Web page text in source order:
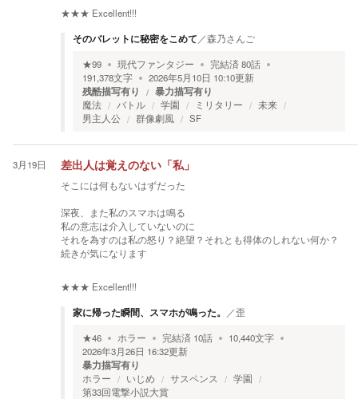
★★★ Excellent!!!
そのバレットに秘密をこめて ／森乃さんご
★99 現代ファンタジー 完結済80話
191,378文字 2026年5月10日 10:10更新
残酷描写有り 暴力描写有り
魔法 バトル 学園 ミリタリー
未来
男主人公
群像劇風 SF
3月19日 差出人は覚えのない「私」
そこには何もないはずだった
深夜、また私のスマホは鳴る
私の意志は介入していないのに
それを為すのは私の怒り？絶望？それとも得体のしれない何か？
続きが気になります
★★★ Excellent!!!
家に帰った瞬間、スマホが鳴った。 ／歪
★46 ホラー 完結済 10話 10,440文字
2026年3月26日 16:32更新
暴力描写有り
ホラー いじめ サスペンス
学園
第33回電撃小説大賞